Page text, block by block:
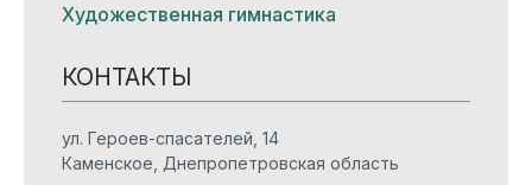
Художественная гимнастика
КОНТАКТЫ
ул. Героев-спасателей, 14
Каменское, Днепропетровская область